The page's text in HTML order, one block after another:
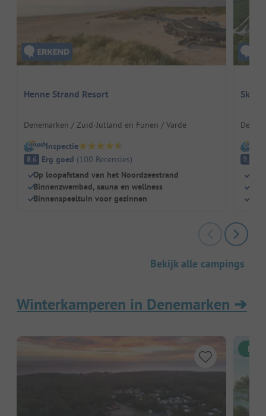
Henne Strand Resort
Denemarken / Zuid-Jutland en Funen / Varde
Inspectie
8.6 Erg goed (100 Recensies)
Op loopafstand van het Noordzeestrand
Binnenzwembad, sauna en wellness
Binnenspeeltuin voor gezinnen
9.2
Bekijk alle campings
Winterkamperen in Denemarken ➔